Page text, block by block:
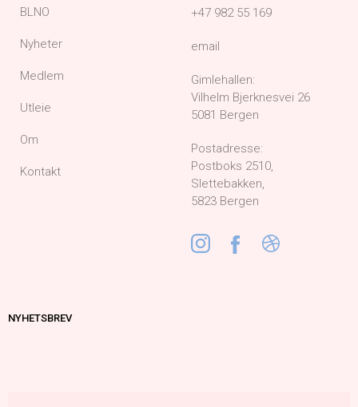
BLNO
Nyheter
Medlem
Utleie
Om
Kontakt
+47 982 55 169
email
Gimlehallen:
Vilhelm Bjerknesvei 26
5081 Bergen
Postadresse:
Postboks 2510,
Slettebakken,
5823 Bergen
NYHETSBREV